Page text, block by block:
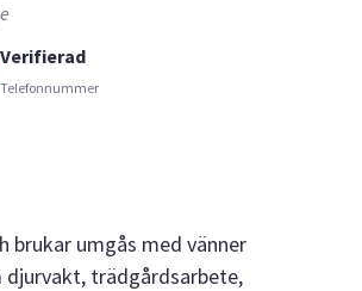
Verifierad
Telefonnummer
brukar umgås med vänner
djurvakt, trädgårdsarbete,